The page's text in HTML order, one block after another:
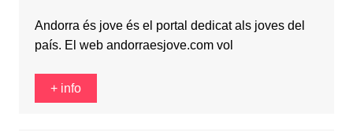
Andorra és jove és el portal dedicat als joves del
país. El web andorraesjove.com vol
+ info